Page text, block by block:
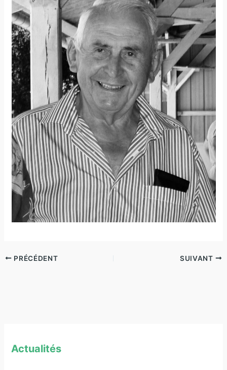
PRÉCÉDENT SUIVANT
Actualités